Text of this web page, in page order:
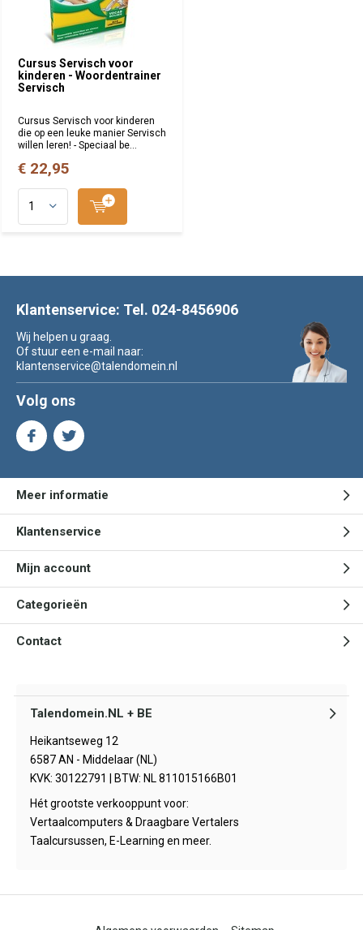
Cursus Servisch voor
kinderen - Woordentrainer
Servisch
Cursus Servisch voor kinderen
die op een leuke manier Servisch
willen leren! - Speciaal be...
€ 22,95
Klantenservice: Tel. 024-8456906
Wij helpen u graag.
Of stuur een e-mail naar:
klantenservice@talendomein.nl
Volg ons
Meer informatie
Klantenservice
Mijn account
Categorieën
Contact
Talendomein.NL + BE
Heikantseweg 12
6587 AN - Middelaar (NL)
KVK: 30122791 | BTW: NL 811015166B01
Hét grootste verkooppunt voor:
Vertaalcomputers & Draagbare Vertalers
Taalcursussen, E-Learning en meer.